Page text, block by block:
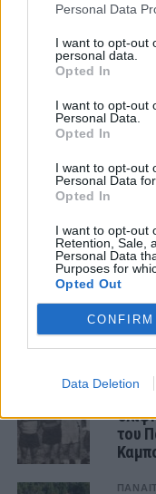
Personal Data
I want to opt-out
personal data.
Opted In
I want to opt-out
Personal Data.
Opted In
I want to opt-out
Personal Data
Opted In
I want to opt-out
Retention, Sale,
Personal Data
Purposes for
Opted Out
CONFIRM
Data Deletion
Championship.
του